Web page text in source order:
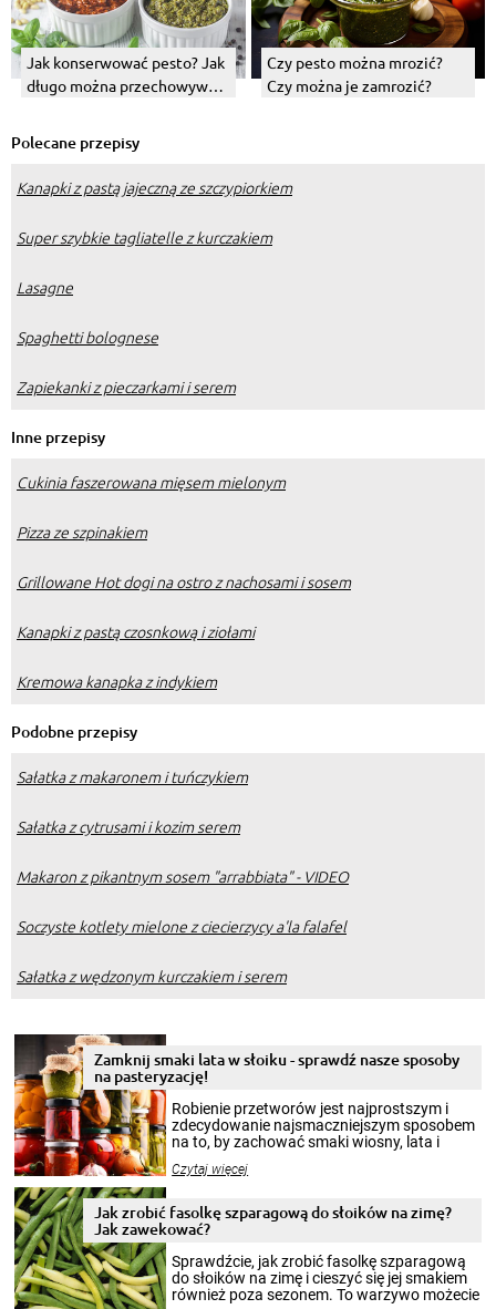
Jak konserwować pesto? Jak
długo można przechowywać
Czy pesto można mrozić?
Czy można je zamrozić?
Polecane przepisy
Kanapki z pastą jajeczną ze szczypiorkiem
Super szybkie tagliatelle z kurczakiem
Lasagne
Spaghetti bolognese
Zapiekanki z pieczarkami i serem
Inne przepisy
Cukinia faszerowana mięsem mielonym
Pizza ze szpinakiem
Grillowane Hot dogi na ostro z nachosami i sosem
Kanapki z pastą czosnkową i ziołami
Kremowa kanapka z indykiem
Podobne przepisy
Sałatka z makaronem i tuńczykiem
Sałatka z cytrusami i kozim serem
Makaron z pikantnym sosem "arrabbiata" - VIDEO
Soczyste kotlety mielone z ciecierzycy a'la falafel
Sałatka z wędzonym kurczakiem i serem
Zamknij smaki lata w słoiku - sprawdź nasze sposoby
na pasteryzację!
Robienie przetworów jest najprostszym i
zdecydowanie najsmaczniejszym sposobem
na to, by zachować smaki wiosny, lata i
krajobrazów, by cieszyć nimi oko w sezonie
pełni poczuć atmosferę cieplejszych
miesięcy. Przygotowanie słoików ze
patenty, które pozwolą zachować świeżość
przetworów.
Czytaj więcej
Jak zrobić fasolkę szparagową do słoików na zimę?
Jak zawekować?
Sprawdźcie, jak zrobić fasolkę szparagową
do słoików na zimę i cieszyć się jej smakiem
również poza sezonem. To warzywo możecie